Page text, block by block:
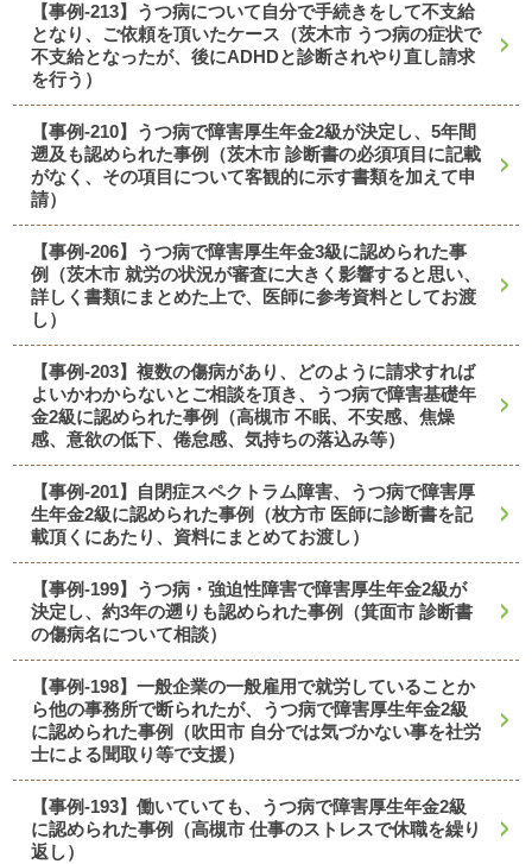
【事例-213】うつ病について自分で手続きをして不支給
となり、ご依頼を頂いたケース（茨木市 うつ病の症状で
不支給となったが、後にADHDと診断されやり直し請求
を行う）
【事例-210】うつ病で障害厚生年金2級が決定し、5年間
遡及も認められた事例（茨木市 診断書の必須項目に記載
がなく、その項目について客観的に示す書類を加えて申
請）
【事例-206】うつ病で障害厚生年金3級に認められた事
例（茨木市 就労の状況が審査に大きく影響すると思い、
詳しく書類にまとめた上で、医師に参考資料としてお渡
し）
【事例-203】複数の傷病があり、どのように請求すれば
よいかわからないとご相談を頂き、うつ病で障害基礎年
金2級に認められた事例（高槻市 不眠、不安感、焦燥
感、意欲の低下、倦怠感、気持ちの落込み等）
【事例-201】自閉症スペクトラム障害、うつ病で障害厚
生年金2級に認められた事例（枚方市 医師に診断書を記
載頂くにあたり、資料にまとめてお渡し）
【事例-199】うつ病・強迫性障害で障害厚生年金2級が
決定し、約3年の遡りも認められた事例（箕面市 診断書
の傷病名について相談）
【事例-198】一般企業の一般雇用で就労していることか
ら他の事務所で断られたが、うつ病で障害厚生年金2級
に認められた事例（吹田市 自分では気づかない事を社労
士による聞取り等で支援）
【事例-193】働いていても、うつ病で障害厚生年金2級
に認められた事例（高槻市 仕事のストレスで休職を繰り
返し）